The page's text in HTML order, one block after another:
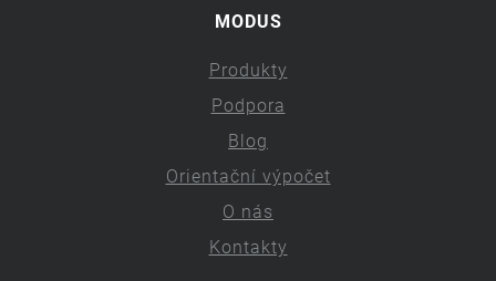
MODUS
Produkty
Podpora
Blog
Orientační výpočet
O nás
Kontakty